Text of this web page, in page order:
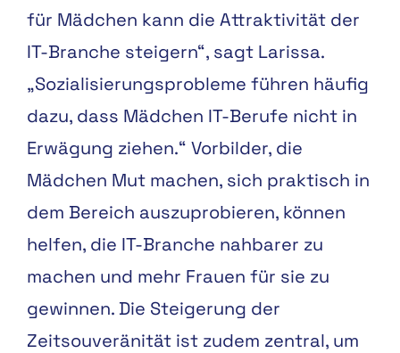
für Mädchen kann die Attraktivität der
IT-Branche steigern“, sagt Larissa.
„Sozialisierungsprobleme führen häufig
dazu, dass Mädchen IT-Berufe nicht in
Erwägung ziehen.“ Vorbilder, die
Mädchen Mut machen, sich praktisch in
dem Bereich auszuprobieren, können
helfen, die IT-Branche nahbarer zu
machen und mehr Frauen für sie zu
gewinnen. Die Steigerung der
Zeitsouveränität ist zudem zentral, um